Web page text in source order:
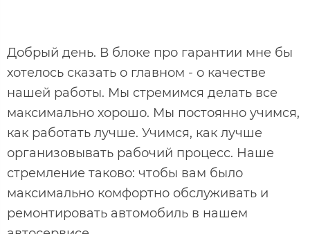
Добрый день. В блоке про гарантии мне бы
хотелось сказать о главном - о качестве
нашей работы. Мы стремимся делать все
максимально хорошо. Мы постоянно учимся,
как работать лучше. Учимся, как лучше
организовывать рабочий процесс. Наше
стремление таково: чтобы вам было
максимально комфортно обслуживать и
ремонтировать автомобиль в нашем